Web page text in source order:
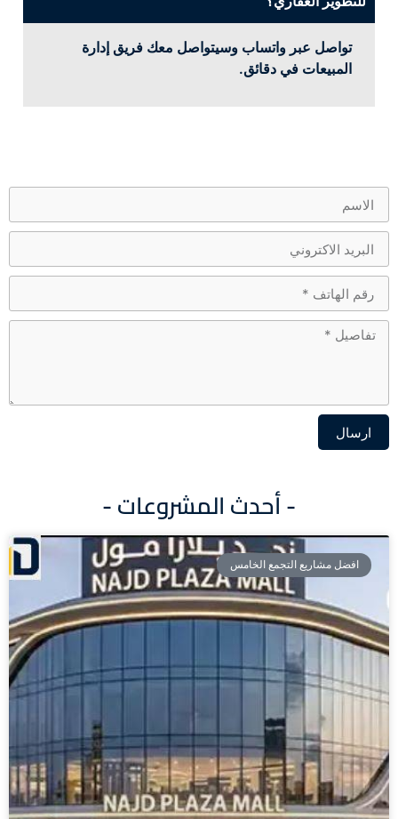
تواصل عبر واتساب وسيتواصل معك فريق إدارة
المبيعات في دقائق.
ارسال
- أحدث المشروعات -
افضل مشاريع التجمع الخامس